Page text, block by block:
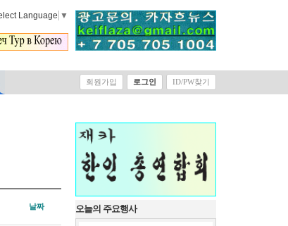
Language ▼
회원가입 로그인 ID/PW찾기
날짜 오늘의 주요행사